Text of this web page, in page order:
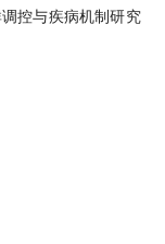
控与疾病机制研究